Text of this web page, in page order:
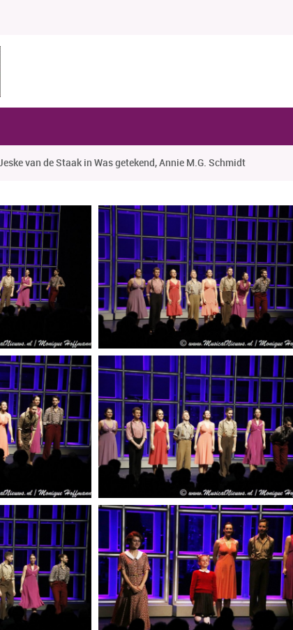
van de Staak in Was getekend, Annie M.G. Schmidt